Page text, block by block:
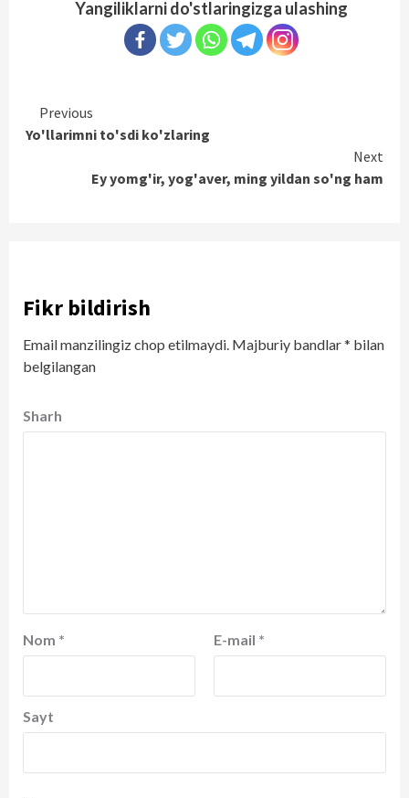
Yangiliklarni do'stlaringizga ulashing
Continue
Reading
Previous
Yo'llarimni to'sdi ko'zlaring
Next
Ey yomg'ir, yog'aver, ming yildan so'ng ham
Fikr bildirish
Email manzilingiz chop etilmaydi. Majburiy bandlar* bilan
belgilangan
Sharh
Nom * E-mail *
Sayt